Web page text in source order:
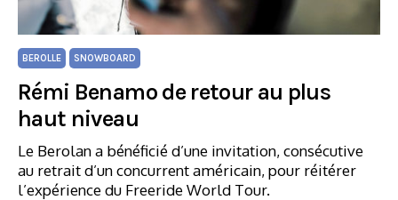
BEROLLE SNOWBOARD
Rémi Benamo de retour au plus
haut niveau
Le Berolan a bénéficié d’une invitation, consécutive
au retrait d’un concurrent américain, pour réitérer
l’expérience du Freeride World Tour.